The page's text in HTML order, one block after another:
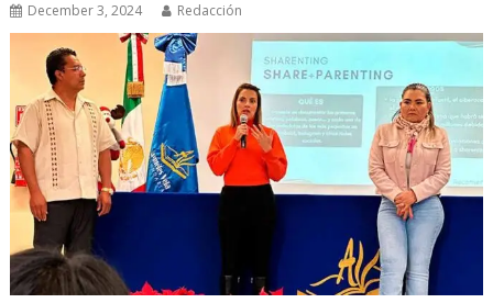
December 3, 2024 Redacción